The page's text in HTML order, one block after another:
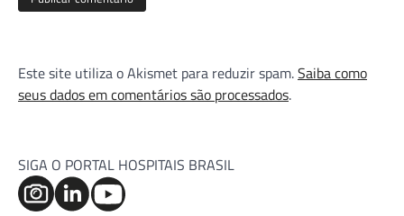
Este site utiliza o Akismet para reduzir spam.Saiba como
seus dados em comentários são processados.
SIGA O PORTAL HOSPITAIS BRASIL